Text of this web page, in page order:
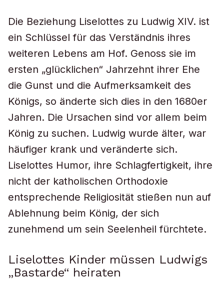
Die Beziehung Liselottes zu Ludwig XIV. ist
ein Schlüssel für das Verständnis ihres
weiteren Lebens am Hof. Genoss sie im
ersten „glücklichen“ Jahrzehnt ihrer Ehe
die Gunst und die Aufmerksamkeit des
Königs, so änderte sich dies in den 1680er
Jahren. Die Ursachen sind vor allem beim
König zu suchen. Ludwig wurde älter, war
häufiger krank und veränderte sich.
Liselottes Humor, ihre Schlagfertigkeit, ihre
nicht der katholischen Orthodoxie
entsprechende Religiosität stießen nun auf
Ablehnung beim König, der sich
zunehmend um sein Seelenheil fürchtete.
Liselottes Kinder müssen Ludwigs
„Bastarde“ heiraten